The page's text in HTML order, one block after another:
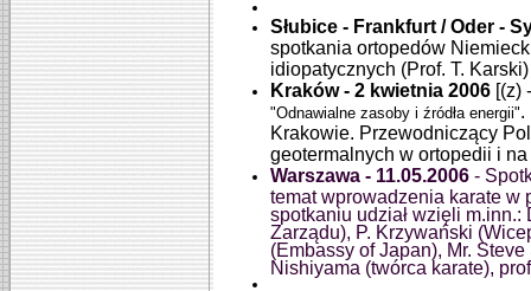
Słubice - Frankfurt / Oder -
spotkania ortopedów
idiopatycznych (Prof. T. Karski)
Kraków - 2 kwietnia 2006 [(z)
"Odnawialne zasoby i źródła energii".
Krakowie. Przewodniczący
geotermalnych w ortopedii i
Warszawa - 11.05.2006 -
temat wprowadzenia karate w
spotkaniu udział wzięli m.inn.:
Zarządu), P. Krzywański
(Embassy of Japan), Mr.
Nishiyama (twórca karate),